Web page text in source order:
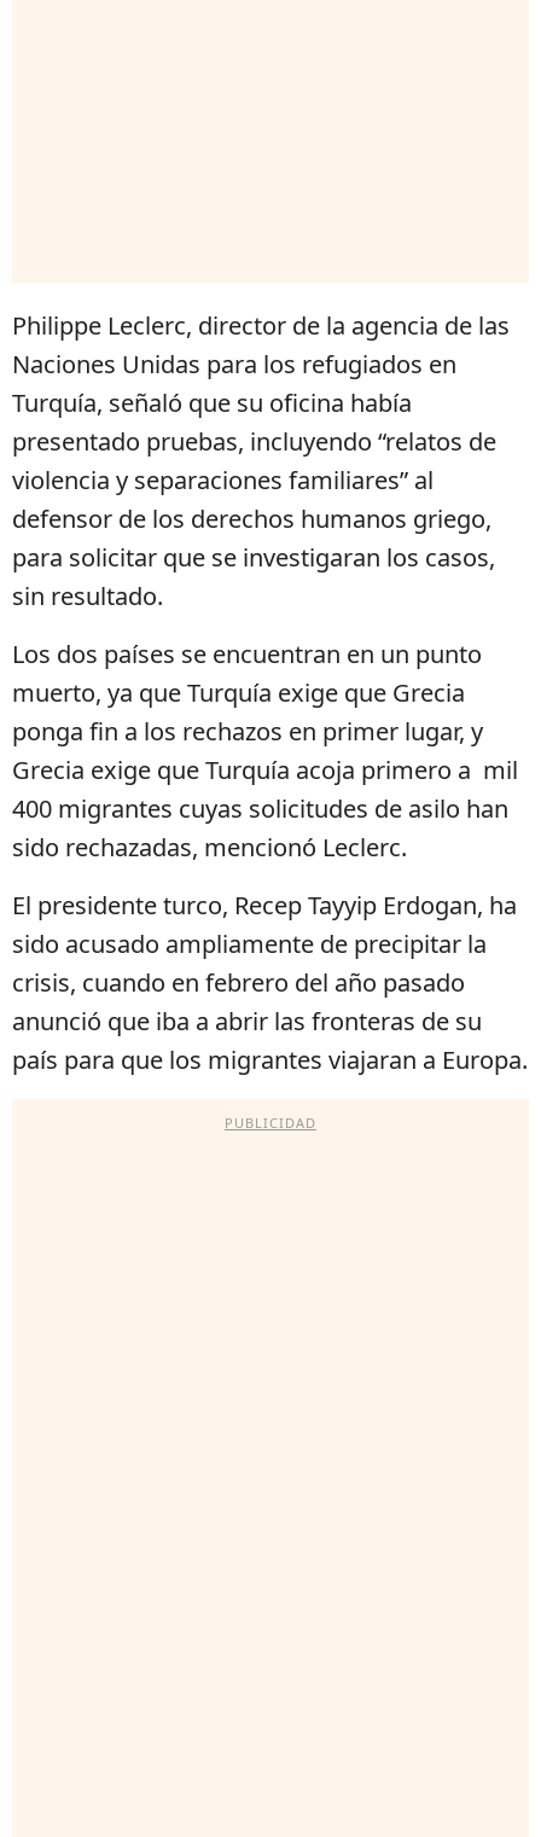
Philippe Leclerc, director de la agencia de las
Naciones Unidas para los refugiados en
Turquía, señaló que su oficina había
presentado pruebas, incluyendo “relatos de
violencia y separaciones familiares” al
defensor de los derechos humanos griego,
para solicitar que se investigaran los casos,
sin resultado.
Los dos países se encuentran en un punto
muerto, ya que Turquía exige que Grecia
ponga fin a los rechazos en primer lugar, y
Grecia exige que Turquía acoja primero a mil
400 migrantes cuyas solicitudes de asilo han
sido rechazadas, mencionó Leclerc.
El presidente turco, Recep Tayyip Erdogan, ha
sido acusado ampliamente de precipitar la
crisis, cuando en febrero del año pasado
anunció que iba a abrir las fronteras de su
país para que los migrantes viajaran a Europa.
PUBLICIDAD